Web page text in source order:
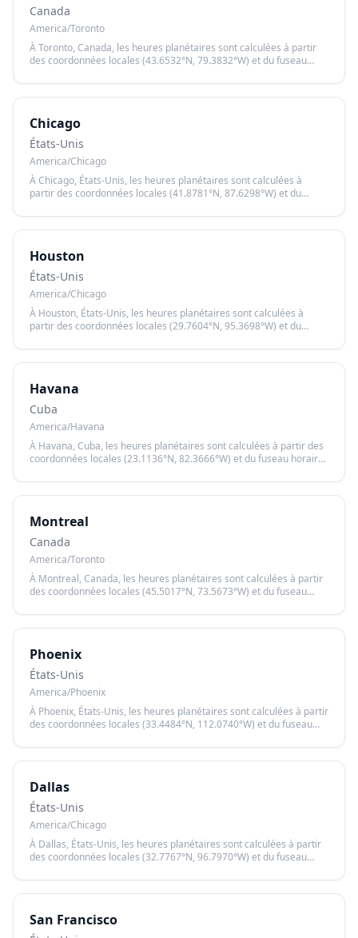
Canada
America/Toronto
À Toronto, Canada, les heures planétaires sont calculées à partir
des coordonnées locales (43.6532°N, 79.3832°W) et du fuseau
lever et le coucher du soleil.
Chicago
États-Unis
America/Chicago
À Chicago, États-Unis, les heures planétaires sont calculées à
partir des coordonnées locales (41.8781°N, 87.6298°W) et du
basé sur le lever et le coucher du soleil.
Houston
États-Unis
America/Chicago
À Houston, États-Unis, les heures planétaires sont calculées à
partir des coordonnées locales (29.7604°N, 95.3698°W) et du
basé sur le lever et le coucher du soleil.
Havana
Cuba
America/Havana
À Havana, Cuba, les heures planétaires sont calculées à partir des
coordonnées locales (23.1136°N, 82.3666°W) et du fuseau horaire
le coucher du soleil.
Montreal
Canada
America/Toronto
À Montreal, Canada, les heures planétaires sont calculées à partir
des coordonnées locales (45.5017°N, 73.5673°W) et du fuseau
lever et le coucher du soleil.
Phoenix
États-Unis
America/Phoenix
À Phoenix, États-Unis, les heures planétaires sont calculées à partir
des coordonnées locales (33.4484°N, 112.0740°W) et du fuseau
lever et le coucher du soleil.
Dallas
États-Unis
America/Chicago
À Dallas, États-Unis, les heures planétaires sont calculées à partir
des coordonnées locales (32.7767°N, 96.7970°W) et du fuseau
lever et le coucher du soleil.
San Francisco